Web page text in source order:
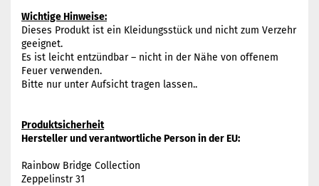
Wichtige Hinweise:
Dieses Produkt ist ein Kleidungsstück und nicht zum Verzehr
geeignet.
Es ist leicht entzündbar – nicht in der Nähe von offenem
Feuer verwenden.
Bitte nur unter Aufsicht tragen lassen..
Produktsicherheit
Hersteller und verantwortliche Person in der EU:
Rainbow Bridge Collection
Zeppelinstr 31